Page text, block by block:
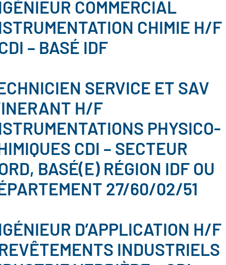
COMMERCIAL
CHIMIE H/F
– BASÉ IDF
SERVICE ET SAV
H/F
PHYSICO-
CDI – SECTEUR
BASÉ(E) RÉGION IDF OU
27/60/02/51
D’APPLICATION H/F
INDUSTRIELS